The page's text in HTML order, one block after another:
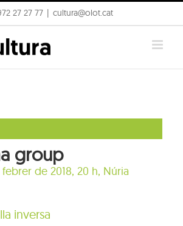
27 27 77 cultura@olot.cat
group
de 2018, 20 h, Núria
inversa